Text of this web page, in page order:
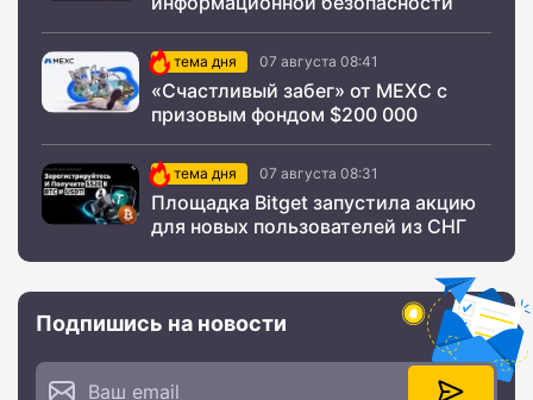
тема дня 07 августа 08:41
«Счастливый забег» от MEXC с
призовым фондом $200 000
тема дня 07 августа 08:31
Площадка Bitget запустила акцию
для новых пользователей из СНГ
Подпишись на новости